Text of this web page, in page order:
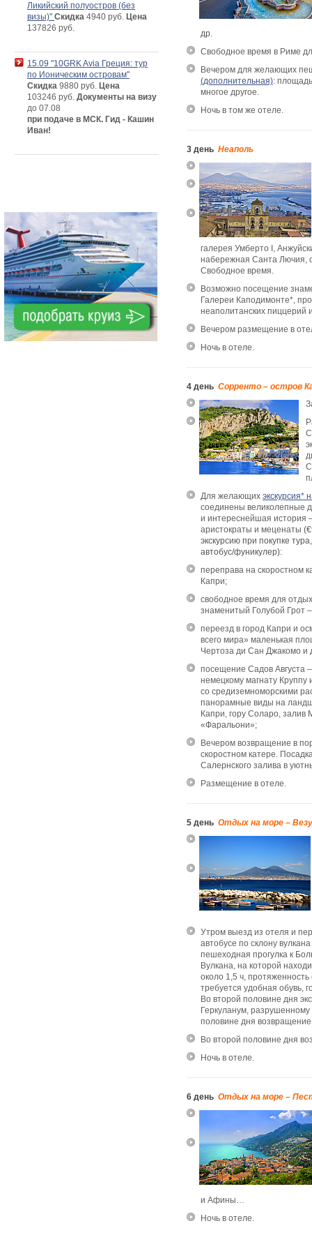
др.
Свободное время в Риме
Вечером для желающих
(дополнительная):
многое другое.
Ночь в том же отеле.
3 день Неаполь
галерея Умберто I,
набережная Санта Лючия,
Свободное время.
Возможно посещение
Галереи Каподимонте*,
неаполитанских пиццерий
Вечером размещение в
Ночь в отеле.
4 день Сорренто – остров
Для желающих экскурсия*
соединены великолепные
и интереснейшая история
аристократы и меценаты (€
экскурсию при покупке
автобус/фуникулер):
переправа на скоростном
Капри;
свободное время для
знаменитый Голубой Грот
переезд в город Капри и
всего мира» маленькая
Чертоза ди Сан Джакомо и
посещение Садов Августа
немецкому магнату
со средиземноморскими
панорамные виды на
Капри, гору Соларо,
«Фаральони»;
Вечером возвращение в
скоростном катере.
Салернского залива в
Размещение в отеле.
5 день Отдых на море –
Утром выезд из отеля и
автобусе по склону
пешеходная прогулка к
Вулкана, на которой
около 1,5 ч,
требуется удобная обувь,
Во второй половине дня
Геркуланум,
половине дня
Во второй половине дня в
Ночь в отеле.
6 день Отдых на море –
и Афины…
Ночь в отеле.
Ликийский полуостров (без
визы)" Скидка 4940 руб. Цена
137826 руб.
15.09 "10GRK Avia Греция: тур
по Ионическим островам"
Скидка 9880 руб. Цена
103246 руб. Документы на визу
до 07.08
при подаче в МСК. Гид - Кашин
Иван!